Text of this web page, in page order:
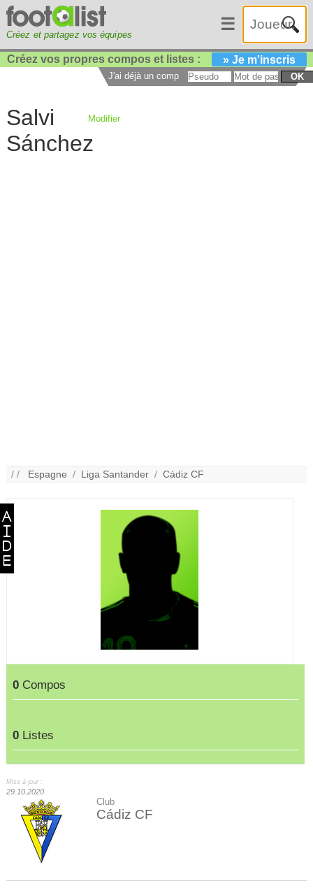
Créez et partagez vos équipes
☰
Créez vos propres compos et listes : » Je m'inscris
J'ai déjà un compte : OK
Salvi
Sánchez
Modifier
/ / Espagne / Liga Santander /Cádiz CF
0 Compos
0 Listes
Mise à jour :
29.10.2020
Club
Cádiz CF